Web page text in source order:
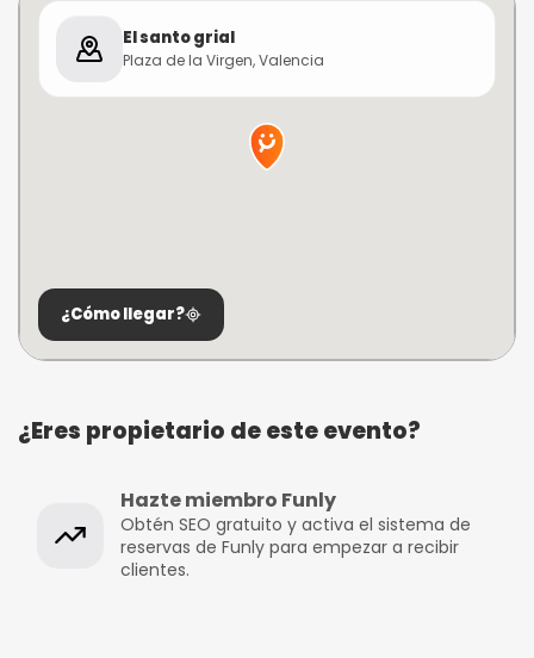
El santo grial
Plaza de la Virgen, Valencia
¿Cómo llegar?
¿Eres propietario de este evento?
Hazte miembro Funly
Obtén SEO gratuito y activa el sistema de
reservas de Funly para empezar a recibir
clientes.